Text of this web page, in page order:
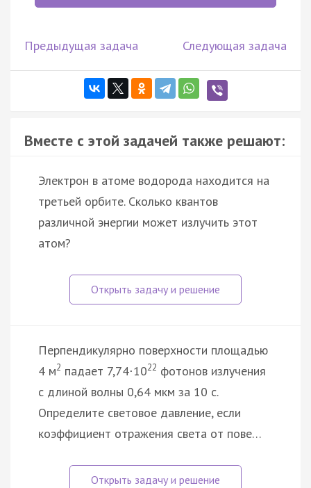
Предыдущая задача Следующая задача
Вместе с этой задачей также решают:
Электрон в атоме водорода находится на
третьей орбите. Сколько квантов
различной энергии может излучить этот
атом?
Перпендикулярно поверхности площадью
4 м2 падает 7,74·1022 фотонов излучения
с длиной волны 0,64 мкм за 10 с.
Определите световое давление, если
коэффициент отражения света от пове…